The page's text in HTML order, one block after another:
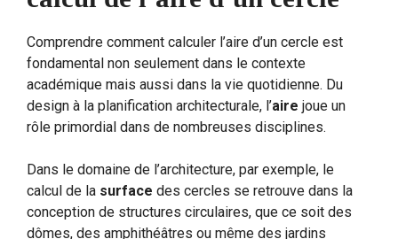
Comprendre comment calculer l’aire d’un cercle est
fondamental non seulement dans le contexte
académique mais aussi dans la vie quotidienne. Du
design à la planification architecturale, l’aire joue un
rôle primordial dans de nombreuses disciplines.
Dans le domaine de l’architecture, par exemple, le
calcul de la surface des cercles se retrouve dans la
conception de structures circulaires, que ce soit des
dômes, des amphithéâtres ou même des jardins